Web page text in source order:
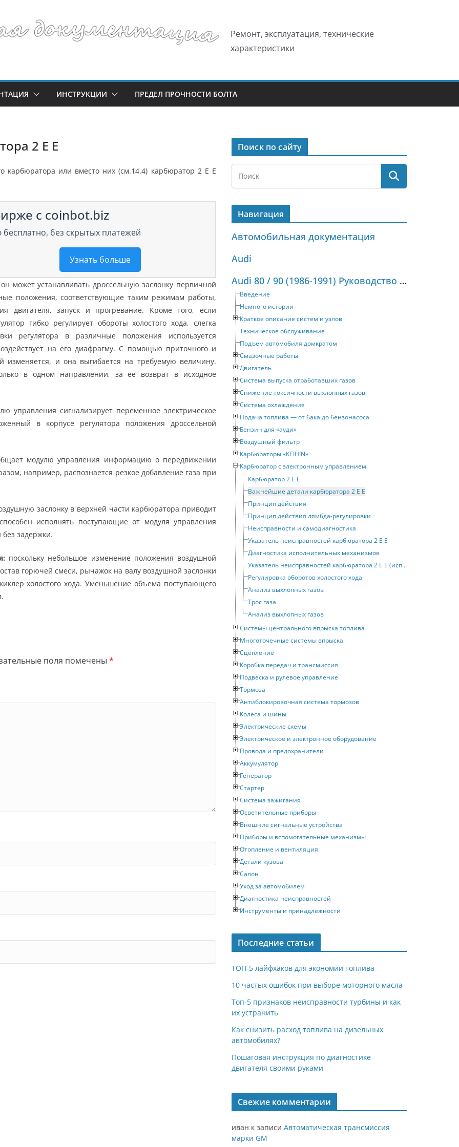
Ремонт, эксплуатация, технические
характеристики
ИНСТРУКЦИИ ПРЕДЕЛ ПРОЧНОСТИ БОЛТА
2 Е Е
карбюратора или вместо них (см.14.4) карбюратор 2 Е Е
с coinbot.biz
без скрытых платежей
Узнать больше
он может устанавливать дроссельную заслонку первичной
положения, соответствующие таким режимам работы,
двигателя, запуск и прогревание. Кроме того, если
гибко регулирует обороты холостого хода, слегка
регулятора в различные положения используется
на его диафрагму. С помощью приточного и
изменяется, и она выгибается на требуемую величину.
в одном направлении, за ее возврат в исходное
сигнализирует переменное электрическое
в корпусе регулятора положения дроссельной
модулю управления информацию о передвижении
например, распознается резкое добавление газа при
заслонку в верхней части карбюратора приводит
исполнять поступающие от модуля управления
задержки.
поскольку небольшое изменение положения воздушной
горючей смеси, рычажок на валу воздушной заслонки
холостого хода. Уменьшение объема поступающего
поля помечены *
Поиск по сайту
Навигация
Автомобильная документация
Audi
Audi 80 / 90 (1986-1991) Руководство по ремонту и техническому обслуживанию
Введение
Немного истории
Краткое описание систем и узлов
Техническое обслуживание
Подъем автомобиля домкратом
Смазочные работы
Двигатель
Система выпуска отработавших газов
Снижение токсичности выхлопных газов
Система охлаждения
Подача топлива — от бака до бензонасоса
Бензин для «ауди»
Воздушный фильтр
Карбюраторы «KEIHIN»
Карбюратор с электронным управлением
Карбюратор 2 Е Е
Важнейшие детали карбюратора 2 Е Е
Принцип действия
Принцип действия лямбда-регулировки
Неисправности и самодиагностика
Указатель неисправностей карбюратора 2 Е Е
Диагностика исполнительных механизмов
Указатель неисправностей карбюратора 2 Е Е (исполнительные механизмы)
Регулировка оборотов холостого хода
Анализ выхлопных газов
Трос газа
Анализ выхлопных газов
Системы центрального впрыска топлива
Многоточечные системы впрыска
Сцепление
Коробка передач и трансмиссия
Подвеска и рулевое управление
Тормоза
Антиблокировочная система тормозов
Колеса и шины
Электрические схемы
Электрическое и электронное оборудование
Провода и предохранители
Аккумулятор
Генератор
Стартер
Система зажигания
Осветительные приборы
Внешние сигнальные устройства
Приборы и вспомогательные механизмы
Отопление и вентиляция
Детали кузова
Салон
Уход за автомобилем
Диагностика неисправностей
Инструменты и принадлежности
Последние статьи
ТОП-5 лайфхаков для экономии топлива
10 частых ошибок при выборе моторного масла
Топ-5 признаков неисправности турбины и как
их устранить
Как снизить расход топлива на дизельных
автомобилях?
Пошаговая инструкция по диагностике
двигателя своими руками
Свежие комментарии
иван к записи Автоматическая трансмиссия
марки GM